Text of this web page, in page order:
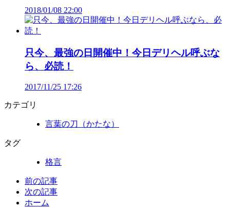
2018/01/08 22:00
只今、最強の日開催中！今日デリヘル呼ぶな
ら、必読！
2017/11/25 17:26
カテゴリ
言葉の刀（かたな）
タグ
格言
前の記事
次の記事
ホーム